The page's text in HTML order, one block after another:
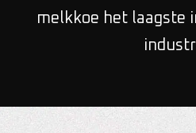
melkkoe het laagste